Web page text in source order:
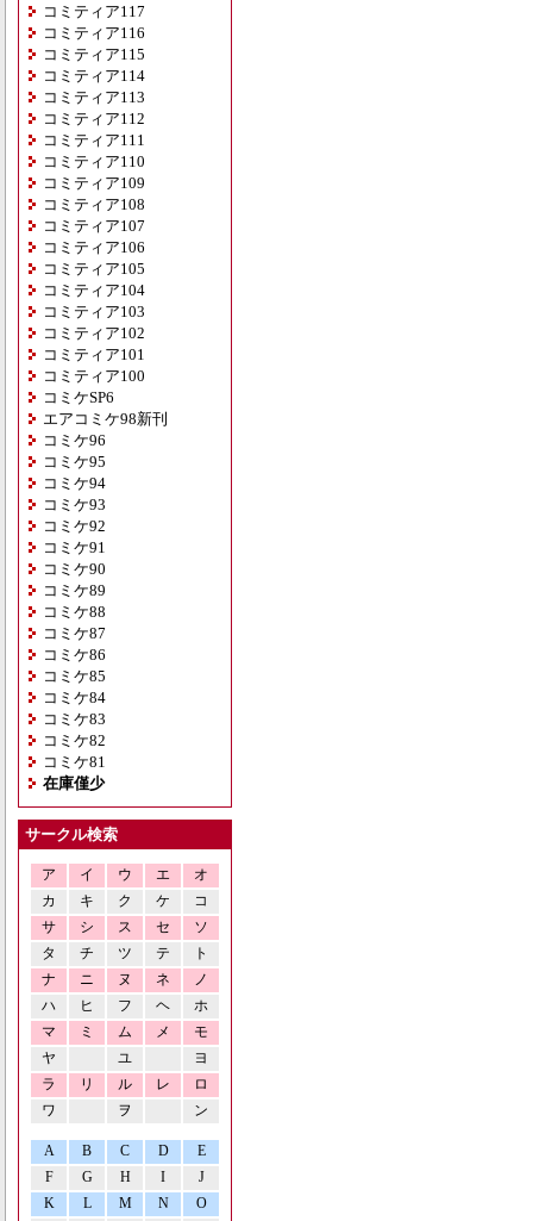
コミティア117
コミティア116
コミティア115
コミティア114
コミティア113
コミティア112
コミティア111
コミティア110
コミティア109
コミティア108
コミティア107
コミティア106
コミティア105
コミティア104
コミティア103
コミティア102
コミティア101
コミティア100
コミケSP6
エアコミケ98新刊
コミケ96
コミケ95
コミケ94
コミケ93
コミケ92
コミケ91
コミケ90
コミケ89
コミケ88
コミケ87
コミケ86
コミケ85
コミケ84
コミケ83
コミケ82
コミケ81
在庫僅少
サークル検索
ア イ ウ エ
オ
カ
キ ク ケ
コ
サ
シ ス セ
ソ
タ
チ ツ テ
ト
ナ
ニ ヌ ネ
ノ
ハ
ヒ フ ヘ
ホ
マ
ミ ム メ
モ
ヤ
ユ
ヨ
ラ
リ ル レ
ロ
ワ
ヲ ン
A B C D
E
F
G H I
J
K
L M N O